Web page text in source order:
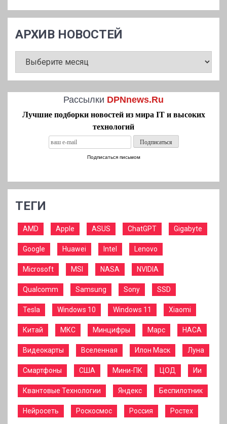
АРХИВ НОВОСТЕЙ
НОВОСТЕЙ
Рассылки DPNnews.Ru
Лучшие подборки новостей из мира IT и высоких
технологий
Подписаться письмом
ТЕГИ
AMD Apple ASUS ChatGPT Gigabyte
Google Huawei Intel Lenovo
Microsoft MSI NASA NVIDIA
Qualcomm Samsung Sony SSD
Tesla Windows 10 Windows 11 Xiaomi
Китай МКС Минцифры Марс НАСА
Видеокарты Вселенная Илон Маск Луна
Смартфоны США Мини-ПК ЦОД Ии
Квантовые Технологии Яндекс Беспилотник
Нейросеть Роскосмос Россия Ростех